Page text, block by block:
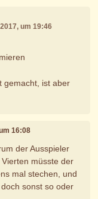
um 19:46
gemacht, ist aber
16:08
der Ausspieler
müsste der
mal stechen, und
sonst so oder